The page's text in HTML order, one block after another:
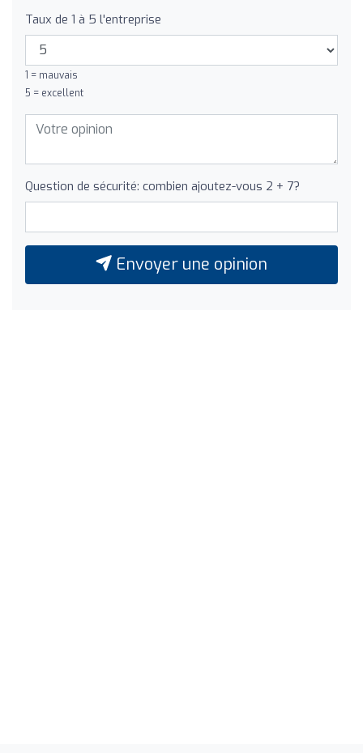
Taux de 1 à 5 l'entreprise
1 = mauvais
5 = excellent
Question de sécurité: combien ajoutez-vous 2 + 7?
Envoyer une opinion